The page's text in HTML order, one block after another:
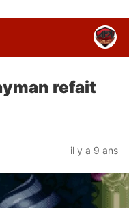
refait
il y a 9 ans